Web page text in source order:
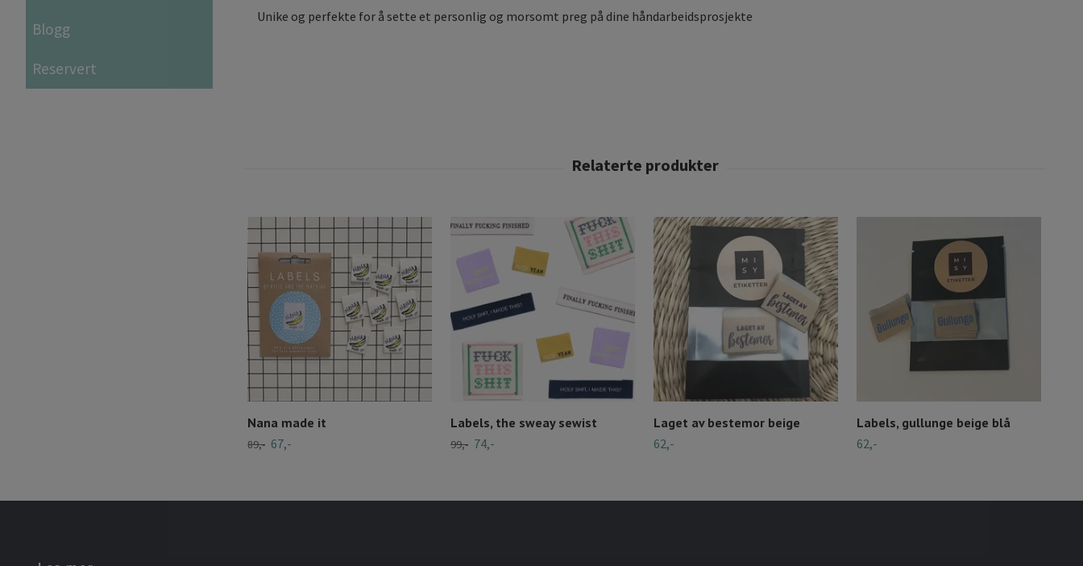
Blogg
Reservert
Unike og perfekte for å sette et personlig og morsomt preg på dine håndarbeidsprosjekte
Nana made it
89,- 67,-
Labels, the sweay sewist
99,- 74,-
Laget av bestemor beige
62,-
Labels, gullunge beige blå
62,-